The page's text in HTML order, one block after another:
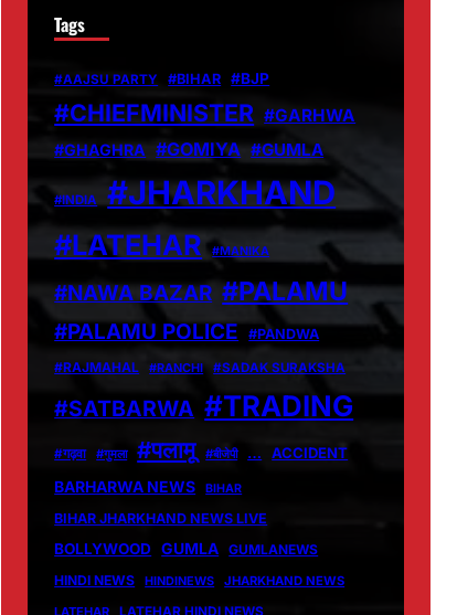
Tags
#AAJSU PARTY #BIHAR #BJP
#CHIEFMINISTER #GARHWA
#GHAGHRA #GOMIYA #GUMLA
#INDIA #JHARKHAND
#LATEHAR #MANIKA
#NAWA BAZAR #PALAMU
#PALAMU POLICE
#PANDWA
#RAJMAHAL
#RANCHI #SADAK SURAKSHA
#SATBARWA #TRADING
#गढ़वा #गुमला #पलामू #बीजेपी … ACCIDENT
BARHARWA NEWS BIHAR
BIHAR JHARKHAND NEWS LIVE
BOLLYWOOD GUMLA
GUMLANEWS
HINDI NEWS
HINDINEWS
JHARKHAND NEWS
LATEHAR
LATEHAR HINDI NEWS